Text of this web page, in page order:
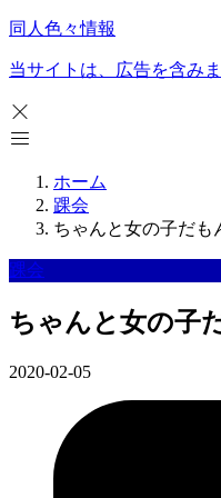
同人色々情報
当サイトは、広告を含み
ホーム
踝会
ちゃんと女の子だ
踝会
ちゃんと女の子
2020-02-05